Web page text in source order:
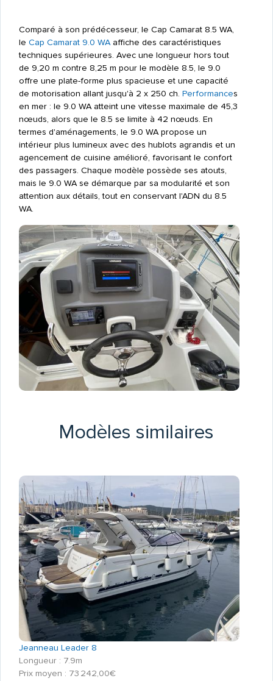
Comparé à son prédécesseur, le Cap Camarat 8.5 WA,
le Cap Camarat 9.0 WAaffiche des caractéristiques
techniques supérieures. Avec une longueur hors tout
de 9,20 m contre 8,25 m pour le modèle 8.5, le 9.0
offre une plate-forme plus spacieuse et une capacité
de motorisation allant jusqu'à 2 x 250 ch. Performances
en mer : le 9.0 WA atteint une vitesse maximale de 45,3
nœuds, alors que le 8.5 se limite à 42 nœuds. En
termes d'aménagements, le 9.0 WA propose un
intérieur plus lumineux avec des hublots agrandis et un
agencement de cuisine amélioré, favorisant le confort
des passagers. Chaque modèle possède ses atouts,
mais le 9.0 WA se démarque par sa modularité et son
attention aux détails, tout en conservant l'ADN du 8.5
WA.
Modèles similaires
Jeanneau Leader 8
Longueur : 7.9m
Prix moyen : 73 242,00€